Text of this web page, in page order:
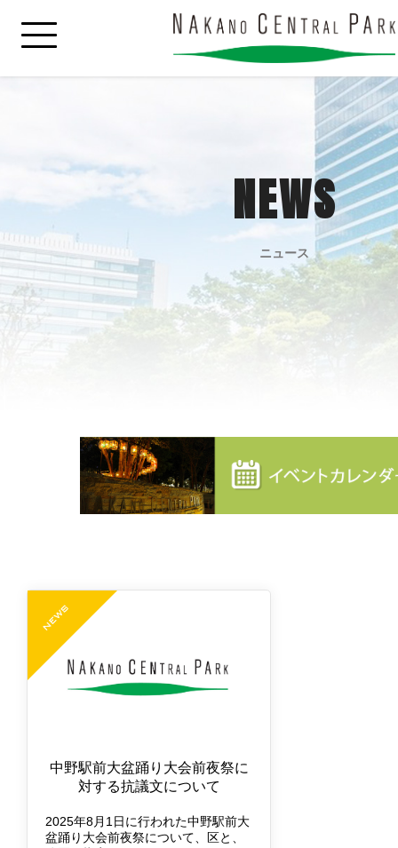
NEWS
ニュース
中野駅前大盆踊り大会前夜祭に
対する抗議文について
2025年8月1日に行われた中野駅前大
盆踊り大会前夜祭について、区と、